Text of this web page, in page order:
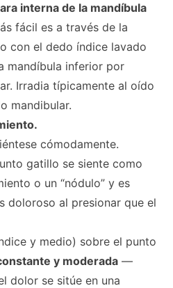
interna de la mandíbula
fácil es a través de la
con el dedo índice lavado
mandíbula inferior por
Irradia típicamente al oído
mandibular.
cómodamente.
gatillo se siente como
o un “nódulo” y es
doloroso al presionar que el
y medio) sobre el punto
y moderada —
dolor se sitúe en una